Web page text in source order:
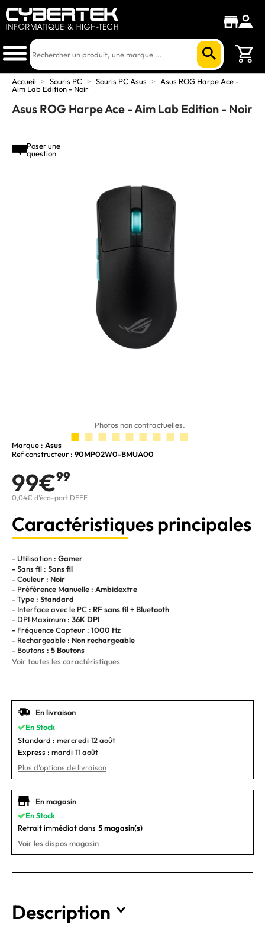
Accueil > Souris PC > Souris PC Asus >
Asus ROG Harpe Ace -
Aim Lab Edition - Noir
Asus ROG Harpe Ace - Aim Lab Edition - Noir
Poser une
question
Photos non contractuelles.
Marque : Asus
Ref constructeur : 90MP02W0-BMUA00
99€99
0,04€ d'éco-part DEEE
Caractéristiques principales
- Utilisation : Gamer
- Sans fil : Sans fil
- Couleur : Noir
- Préférence Manuelle : Ambidextre
- Type : Standard
- Interface avec le PC : RF sans fil + Bluetooth
- DPI Maximum : 36K DPI
- Fréquence Capteur : 1000 Hz
- Rechargeable : Non rechargeable
- Boutons : 5 Boutons
Voir toutes les caractéristiques
En livraison
En Stock
Standard : mercredi 12 août
Express : mardi 11 août
Plus d'options de livraison
En magasin
En Stock
Retrait immédiat dans 5 magasin(s)
Voir les dispos magasin
Description